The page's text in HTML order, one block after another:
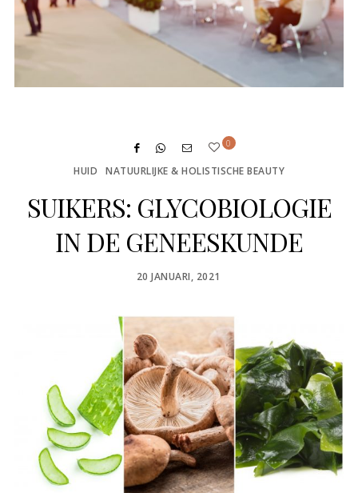
0
HUID NATUURLIJKE & HOLISTISCHE BEAUTY
SUIKERS: GLYCOBIOLOGIE
IN DE GENEESKUNDE
POSTED
20 JANUARI, 2021